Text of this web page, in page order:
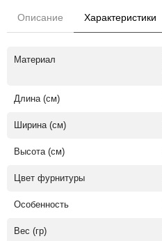
Описание Характеристики
Материал
Длина (см)
Ширина (см)
Высота (см)
Цвет фурнитуры
Особенность
Вес (гр)